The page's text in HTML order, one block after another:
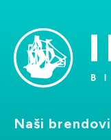
Naši brendovi